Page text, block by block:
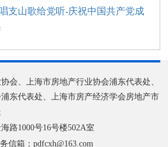
支山歌给党听-庆祝中国共产党成
会、上海市房地产行业协会浦东代表处、
浦东代表处、上海市房产经济学会房地产市
处
路1000号16号楼502A室
信箱：pdfcxh@163.com